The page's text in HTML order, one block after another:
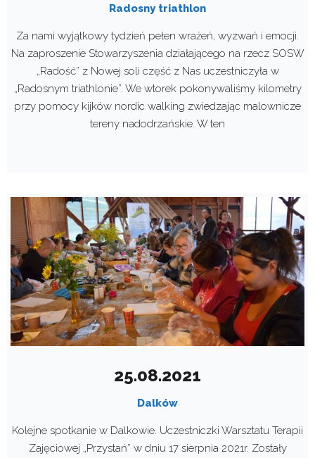
Radosny triathlon
Za nami wyjątkowy tydzień pełen wrażeń, wyzwań i emocji.
Na zaproszenie Stowarzyszenia działającego na rzecz SOSW
„Radość” z Nowej soli część z Nas uczestniczyła w
„Radosnym triathlonie”. We wtorek pokonywaliśmy kilometry
przy pomocy kijków nordic walking zwiedzając malownicze
tereny nadodrzańskie. W ten
25.08.2021
Dalków
Kolejne spotkanie w Dalkowie. Uczestniczki Warsztatu Terapii
Zajęciowej „Przystań” w dniu 17 sierpnia 2021r. Zostały